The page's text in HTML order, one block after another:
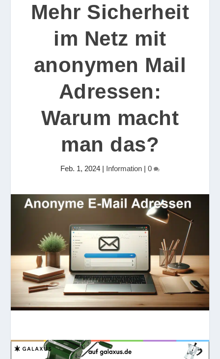
Mehr Sicherheit
im Netz mit
anonymen Mail
Adressen:
Warum macht
man das?
Feb. 1, 2024 | Information | 0